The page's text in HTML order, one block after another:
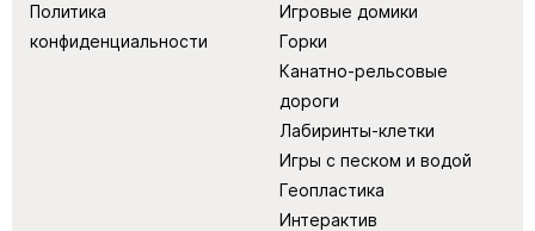
Политика
конфиденциальности
Игровые домики
Горки
Канатно-рельсовые
дороги
Лабиринты-клетки
Игры с песком и водой
Геопластика
Интерактив